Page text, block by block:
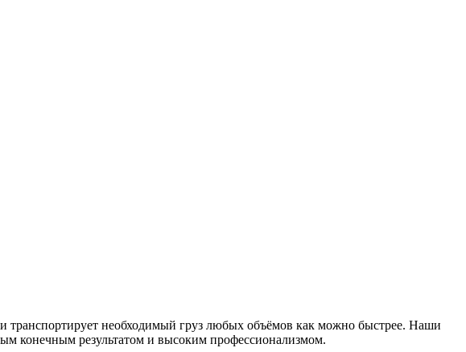
и транспортирует необходимый груз любых объёмов как можно быстрее. Наши
конечным результатом и высоким профессионализмом.